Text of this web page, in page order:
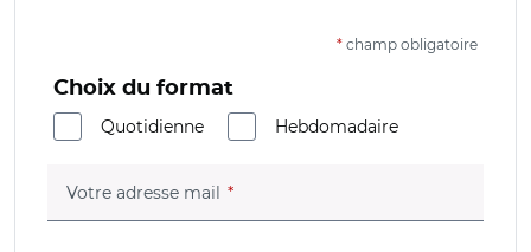
* champ obligatoire
Choix du format
Quotidienne
Hebdomadaire
Votre adresse mail (champ obligatoire)